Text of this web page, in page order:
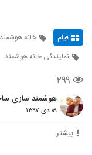
فیلم خانه هوشمند
نمایندگی خانه هوشمند
۲۹۹
هوشمند سازی
۰۹ دی ۱۳۹۷
بیشتر